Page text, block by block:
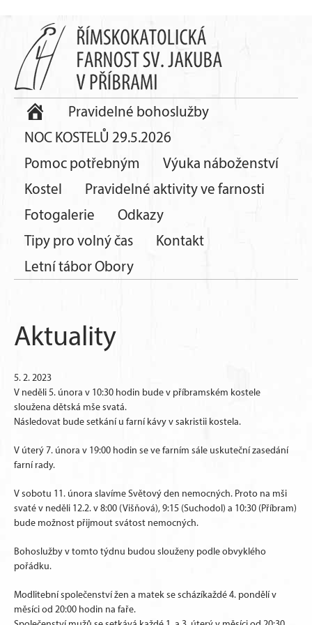
Pravidelné bohoslužby
NOC KOSTELŮ 29.5.2026
Pomoc potřebným
Výuka náboženství
Kostel
Pravidelné aktivity ve farnosti
Fotogalerie
Odkazy
Tipy pro volný čas
Kontakt
Letní tábor Obory
Aktuality
5. 2. 2023
V neděli 5. února v 10:30 hodin bude v příbramském kostele
sloužena dětská mše svatá.
Následovat bude setkání u farní kávy v sakristii kostela.
V úterý 7. února v 19:00 hodin se ve farním sále uskuteční zasedání
farní rady.
V sobotu 11. února slavíme Světový den nemocných. Proto na mši
svaté v neděli 12.2. v 8:00 (Višňová), 9:15 (Suchodol) a 10:30 (Příbram)
bude možnost přijmout svátost nemocných.
Bohoslužby v tomto týdnu budou slouženy podle obvyklého
pořádku.
Modlitební společenství žen a matek se scházíkaždé 4. pondělí v
měsíci od 20:00 hodin na faře.